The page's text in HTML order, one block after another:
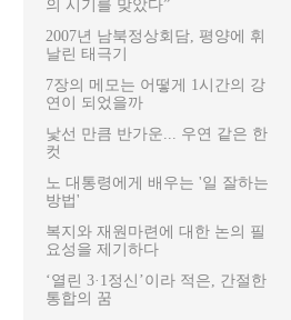
의 시기를 맞았다”
2007년 남북정상회담, 평양에 휘
날린 태극기
7장의 메모는 어떻게 1시간의 강
연이 되었을까
낯선 만큼 반가운... 우연 같은 한
컷
노 대통령에게 배우는 '일 잘하는
방법'
복지와 재원마련에 대한 논의 필
요성을 제기하다
‘열린 3·1정신’이라 적은, 간절한
통합의 꿈